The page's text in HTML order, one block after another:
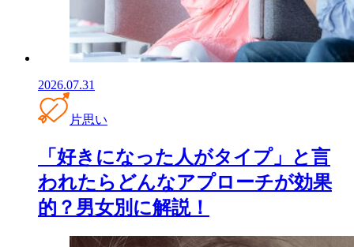
2026.07.31
片思い
「好きになった人がタイプ」と言
われたらどんなアプローチが効果
的？男女別に解説！